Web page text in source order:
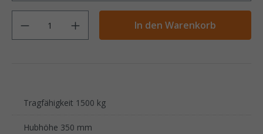
In den Warenkorb
Tragfähigkeit 1500 kg
Hubhöhe 350 mm